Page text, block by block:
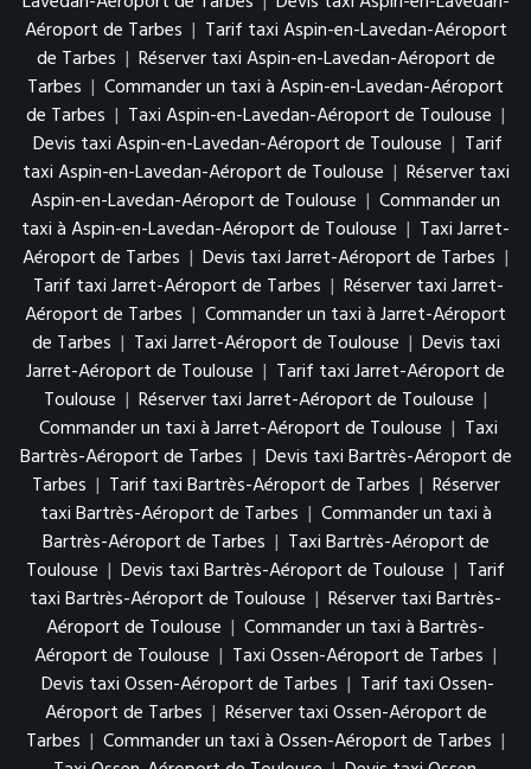
Aéroport de Tarbes | Tarif taxi Aspin-en-Lavedan-Aéroport
de Tarbes | Réserver taxi Aspin-en-Lavedan-Aéroport de
Tarbes | Commander un taxi à Aspin-en-Lavedan-Aéroport
de Tarbes | Taxi Aspin-en-Lavedan-Aéroport de Toulouse |
Devis taxi Aspin-en-Lavedan-Aéroport de Toulouse | Tarif
taxi Aspin-en-Lavedan-Aéroport de Toulouse | Réserver taxi
Aspin-en-Lavedan-Aéroport de Toulouse | Commander un
taxi à Aspin-en-Lavedan-Aéroport de Toulouse | Taxi Jarret-
Aéroport de Tarbes | Devis taxi Jarret-Aéroport de Tarbes |
Tarif taxi Jarret-Aéroport de Tarbes | Réserver taxi Jarret-
Aéroport de Tarbes | Commander un taxi à Jarret-Aéroport
de Tarbes | Taxi Jarret-Aéroport de Toulouse | Devis taxi
Jarret-Aéroport de Toulouse | Tarif taxi Jarret-Aéroport de
Toulouse | Réserver taxi Jarret-Aéroport de Toulouse |
Commander un taxi à Jarret-Aéroport de Toulouse | Taxi
Bartrès-Aéroport de Tarbes | Devis taxi Bartrès-Aéroport de
Tarbes | Tarif taxi Bartrès-Aéroport de Tarbes | Réserver
taxi Bartrès-Aéroport de Tarbes | Commander un taxi à
Bartrès-Aéroport de Tarbes | Taxi Bartrès-Aéroport de
Toulouse | Devis taxi Bartrès-Aéroport de Toulouse | Tarif
taxi Bartrès-Aéroport de Toulouse | Réserver taxi Bartrès-
Aéroport de Toulouse | Commander un taxi à Bartrès-
Aéroport de Toulouse | Taxi Ossen-Aéroport de Tarbes |
Devis taxi Ossen-Aéroport de Tarbes | Tarif taxi Ossen-
Aéroport de Tarbes | Réserver taxi Ossen-Aéroport de
Tarbes | Commander un taxi à Ossen-Aéroport de Tarbes |